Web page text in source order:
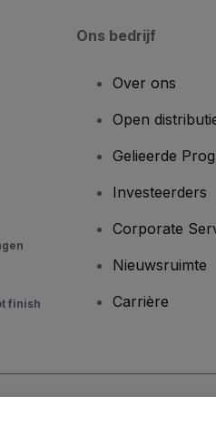
finish
Ons bedrijf
Over ons
Open
Gelieerde
Investeerders
Corporate
Nieuwsruimte
Carrière